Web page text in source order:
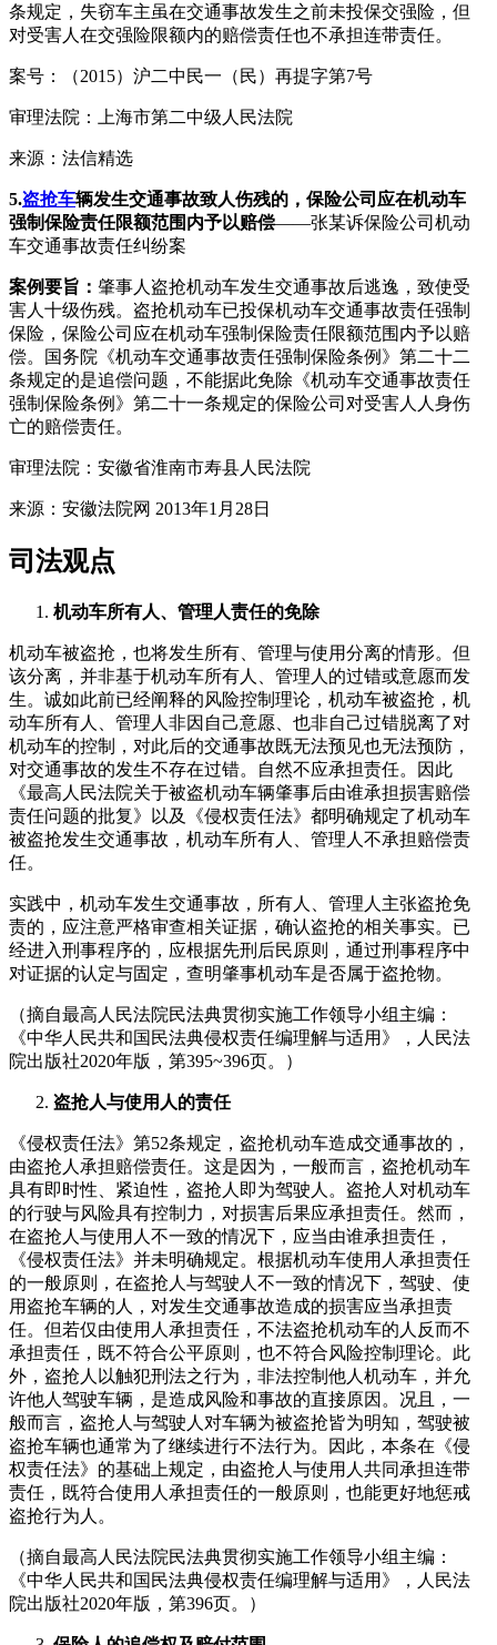
条规定，失窃车主虽在交通事故发生之前未投保交强险，但
对受害人在交强险限额内的赔偿责任也不承担连带责任。
案号：（2015）沪二中民一（民）再提字第7号
审理法院：上海市第二中级人民法院
来源：法信精选
5.盗抢车辆发生交通事故致人伤残的，保险公司应在机动车
强制保险责任限额范围内予以赔偿——张某诉保险公司机动
车交通事故责任纠纷案
案例要旨： 肇事人盗抢机动车发生交通事故后逃逸，致使受
害人十级伤残。盗抢机动车已投保机动车交通事故责任强制
保险，保险公司应在机动车强制保险责任限额范围内予以赔
偿。国务院《机动车交通事故责任强制保险条例》第二十二
条规定的是追偿问题，不能据此免除《机动车交通事故责任
强制保险条例》第二十一条规定的保险公司对受害人人身伤
亡的赔偿责任。
审理法院：安徽省淮南市寿县人民法院
来源：安徽法院网 2013年1月28日
司法观点
机动车所有人、管理人责任的免除
机动车被盗抢，也将发生所有、管理与使用分离的情形。但
该分离，并非基于机动车所有人、管理人的过错或意愿而发
生。诚如此前已经阐释的风险控制理论，机动车被盗抢，机
动车所有人、管理人非因自己意愿、也非自己过错脱离了对
机动车的控制，对此后的交通事故既无法预见也无法预防，
对交通事故的发生不存在过错。自然不应承担责任。因此
《最高人民法院关于被盗机动车辆肇事后由谁承担损害赔偿
责任问题的批复》以及《侵权责任法》都明确规定了机动车
被盗抢发生交通事故，机动车所有人、管理人不承担赔偿责
任。
实践中，机动车发生交通事故，所有人、管理人主张盗抢免
责的，应注意严格审查相关证据，确认盗抢的相关事实。已
经进入刑事程序的，应根据先刑后民原则，通过刑事程序中
对证据的认定与固定，查明肇事机动车是否属于盗抢物。
（摘自最高人民法院民法典贯彻实施工作领导小组主编：
《中华人民共和国民法典侵权责任编理解与适用》，人民法
院出版社2020年版，第395~396页。）
盗抢人与使用人的责任
《侵权责任法》第52条规定，盗抢机动车造成交通事故的，
由盗抢人承担赔偿责任。这是因为，一般而言，盗抢机动车
具有即时性、紧迫性，盗抢人即为驾驶人。盗抢人对机动车
的行驶与风险具有控制力，对损害后果应承担责任。然而，
在盗抢人与使用人不一致的情况下，应当由谁承担责任，
《侵权责任法》并未明确规定。根据机动车使用人承担责任
的一般原则，在盗抢人与驾驶人不一致的情况下，驾驶、使
用盗抢车辆的人，对发生交通事故造成的损害应当承担责
任。但若仅由使用人承担责任，不法盗抢机动车的人反而不
承担责任，既不符合公平原则，也不符合风险控制理论。此
外，盗抢人以触犯刑法之行为，非法控制他人机动车，并允
许他人驾驶车辆，是造成风险和事故的直接原因。况且，一
般而言，盗抢人与驾驶人对车辆为被盗抢皆为明知，驾驶被
盗抢车辆也通常为了继续进行不法行为。因此，本条在《侵
权责任法》的基础上规定，由盗抢人与使用人共同承担连带
责任，既符合使用人承担责任的一般原则，也能更好地惩戒
盗抢行为人。
（摘自最高人民法院民法典贯彻实施工作领导小组主编：
《中华人民共和国民法典侵权责任编理解与适用》，人民法
院出版社2020年版，第396页。）